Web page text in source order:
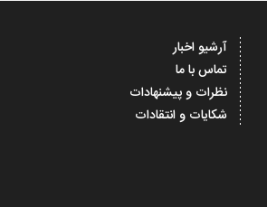
آرشیو اخبار
تماس با ما
نظرات و پیشنهادات
شکایات و انتقادات